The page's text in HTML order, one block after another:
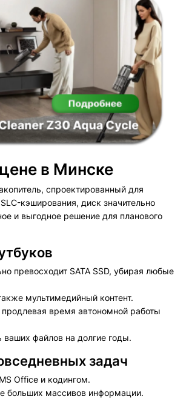
в Минске
спроектированный для
кэширования, диск значительно
и выгодное решение для планового
превосходит SATA SSD, убирая любые
мультимедийный контент.
время автономной работы
файлов на долгие годы.
задач
Office и кодингом.
больших массивов информации.